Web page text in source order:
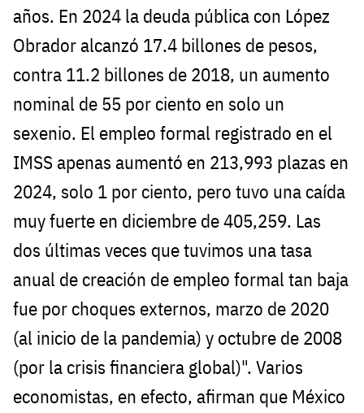
años. En 2024 la deuda pública con López
Obrador alcanzó 17.4 billones de pesos,
contra 11.2 billones de 2018, un aumento
nominal de 55 por ciento en solo un
sexenio. El empleo formal registrado en el
IMSS apenas aumentó en 213,993 plazas en
2024, solo 1 por ciento, pero tuvo una caída
muy fuerte en diciembre de 405,259. Las
dos últimas veces que tuvimos una tasa
anual de creación de empleo formal tan baja
fue por choques externos, marzo de 2020
(al inicio de la pandemia) y octubre de 2008
(por la crisis financiera global)". Varios
economistas, en efecto, afirman que México